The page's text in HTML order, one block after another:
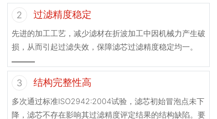
2 过滤精度稳定
先进的加工工艺，减少滤材在折波加工中因机械力产生破
损，从而引起过滤失效，保障滤芯过滤精度稳定均一。
3 结构完整性高
多次通过标准ISO2942:2004试验，滤芯初始冒泡点未下
降，滤芯不存在影响其过滤精度评定结果的结构缺陷。要